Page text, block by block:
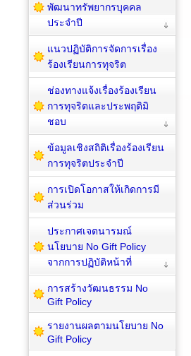
พัฒนาทรัพยากรบุคคล
ประจำปี
แนวปฏิบัติการจัดการเรื่อง
ร้องเรียนการทุจริต
ช่องทางแจ้งเรื่องร้องเรียน
การทุจริตและประพฤติมิ
ชอบ
ข้อมูลเชิงสถิติเรื่องร้องเรียน
การทุจริตประจำปี
การเปิดโอกาสให้เกิดการมี
ส่วนร่วม
ประกาศเจตนารมณ์
นโยบาย No Gift Policy
จากการปฏิบัติหน้าที่
การสร้างวัฒนธรรม No
Gift Policy
รายงานผลตามนโยบาย No
Gift Policy